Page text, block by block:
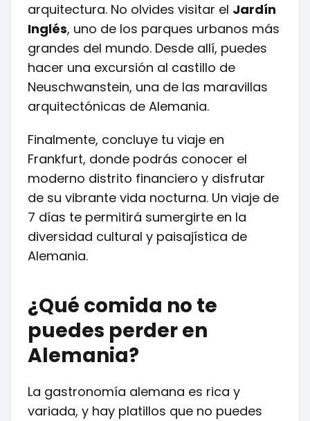
arquitectura. No olvides visitar el Jardín
Inglés, uno de los parques urbanos más
grandes del mundo. Desde allí, puedes
hacer una excursión al castillo de
Neuschwanstein, una de las maravillas
arquitectónicas de Alemania.
Finalmente, concluye tu viaje en
Frankfurt, donde podrás conocer el
moderno distrito financiero y disfrutar
de su vibrante vida nocturna. Un viaje de
7 días te permitirá sumergirte en la
diversidad cultural y paisajística de
Alemania.
¿Qué comida no te
puedes perder en
Alemania?
La gastronomía alemana es rica y
variada, y hay platillos que no puedes